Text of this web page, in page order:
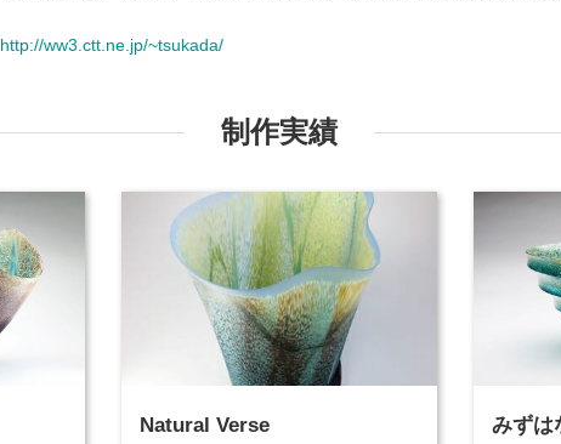
http://ww3.ctt.ne.jp/~tsukada/
制作実績
Natural Verse みずは